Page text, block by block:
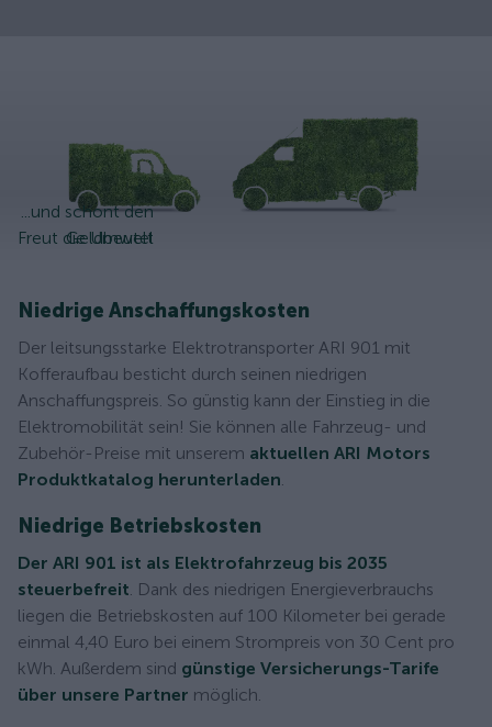
Freut die Umwelt
...und schont den
Geldbeutel
Niedrige Anschaffungskosten
Der leitsungsstarke Elektrotransporter ARI 901 mit
Kofferaufbau besticht durch seinen niedrigen
Anschaffungspreis. So günstig kann der Einstieg in die
Elektromobilität sein! Sie können alle Fahrzeug- und
Zubehör-Preise mit unserem aktuellen ARI Motors
Produktkatalog herunterladen
Niedrige Betriebskosten
Der ARI 901 ist als Elektrofahrzeug bis 2035
steuerbefreit . Dank des niedrigen Energieverbrauchs
liegen die Betriebskosten auf 100 Kilometer bei gerade
einmal 4,40 Euro bei einem Strompreis von 30 Cent pro
kWh. Außerdem sind günstige Versicherungs-Tarife
über unsere Partner möglich.